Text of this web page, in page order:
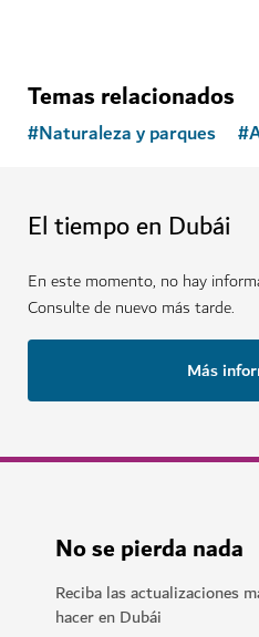
Temas relacionados
#Naturaleza y parques #
El tiempo en Dubái
En este momento, no hay
Consulte de nuevo más tarde.
Más
No se pierda nada
Reciba las actualizaciones
hacer en Dubái